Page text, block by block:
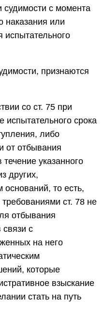
с момента
наказания или
испытательного
признаются
со ст. 75 при
испытательного срока
либо
от отбывания
указанного
других,
оснований, то есть,
требованиями ст. 78 не
отбывания
связи с
на него
которые
взыскание
стать на путь